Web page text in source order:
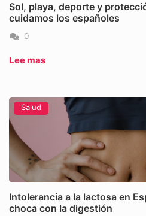
Sol, playa, deporte y
cuidamos los españoles
0
Lee mas
Salud
Intolerancia a la lactosa en
choca con la digestión